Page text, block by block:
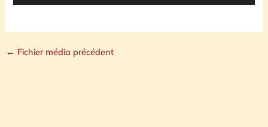
← Fichier média précédent